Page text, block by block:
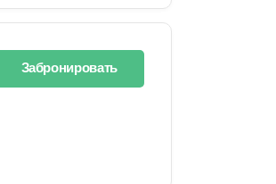
Забронировать